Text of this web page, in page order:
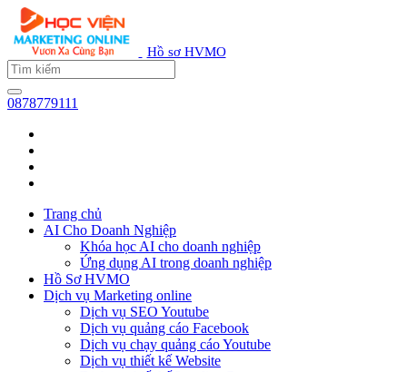
Hồ sơ HVMO
0878779111
Trang chủ
AI Cho Doanh Nghiệp
Khóa học AI cho doanh nghiệp
Ứng dụng AI trong doanh nghiệp
Hồ Sơ HVMO
Dịch vụ Marketing online
Dịch vụ SEO Youtube
Dịch vụ quảng cáo Facebook
Dịch vụ chạy quảng cáo Youtube
Dịch vụ thiết kế Website